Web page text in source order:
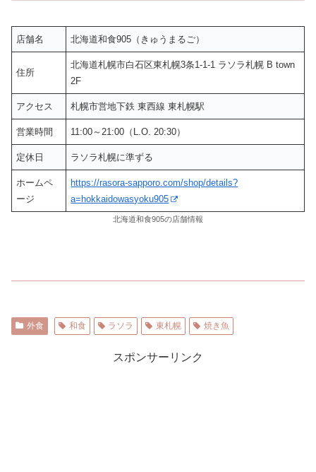
店舗名 北海道和食905（きゅうまるご）
住所
北海道札幌市白石区東札幌3条1-1-1 ラソラ札幌 B town
2F
アクセス 札幌市営地下鉄 東西線 東札幌駅
営業時間 11:00～21:00（L.O. 20:30）
定休日 ラソラ札幌に準ずる
ホームペ
ージ
https://rasora-sapporo.com/shop/details?
a=hokkaidowasyoku905
北海道和食905の店舗情報
外食 和食 ラソラ 東札幌 焼き魚
スポンサーリンク